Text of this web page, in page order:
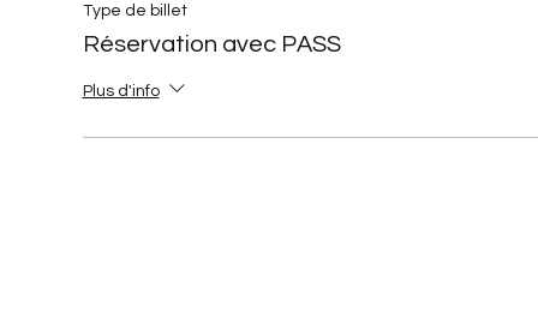
Type de billet
Réservation avec PASS
Plus d'info